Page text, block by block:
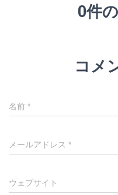
0件
コメ
名前 *
メールアドレス *
ウェブサイト